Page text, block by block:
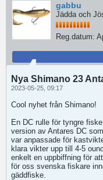
gabbu
Jädda och
Reg.datum:
Nya Shimano 23
2023-05-25, 09:17
Cool nyhet från Shimano!
En DC rulle för tyngre
version av Antares DC
var anpassade för
klara vikter upp till 4-5
enkelt en uppbiffning för
för oss svenska fiskare
gäddfiske.